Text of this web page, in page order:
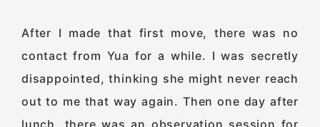
After I made that first move, there was no
contact from Yua for a while. I was secretly
disappointed, thinking she might never reach
out to me that way again. Then one day after